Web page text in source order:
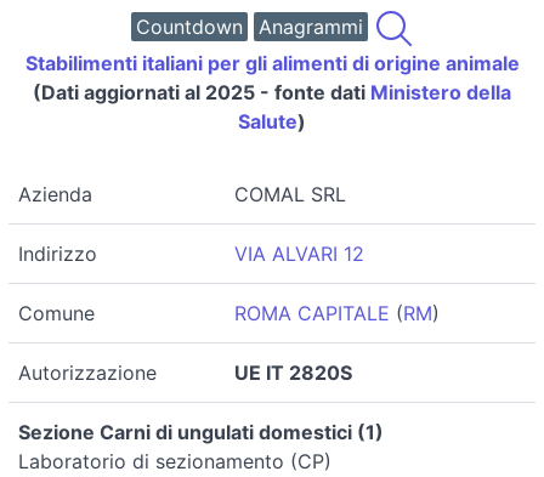
Countdown
Anagrammi
Stabilimenti italiani per gli alimenti di origine animale
(Dati aggiornati al 2025 - fonte dati Ministero della
Salute)
Azienda COMAL SRL
Indirizzo VIA ALVARI 12
Comune ROMA CAPITALE (RM)
Autorizzazione UE IT 2820S
Sezione Carni di ungulati domestici (1)
Laboratorio di sezionamento (CP)